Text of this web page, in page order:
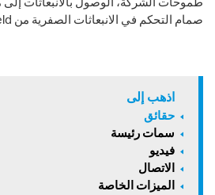
صمام التحكم في الانبعاثات الصفرية من Mokveld يجعل ذلك ممكنًا.
اذهب إلى
حقائق
سمات رئيسة
فيديو
الاتصال
الميزات الخاصة